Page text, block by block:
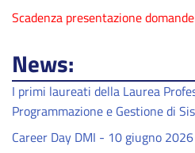
Scadenza presentazione
News:
I primi laureati della Laurea
Programmazione e Gestione di
Career Day DMI - 10 giugno 2026